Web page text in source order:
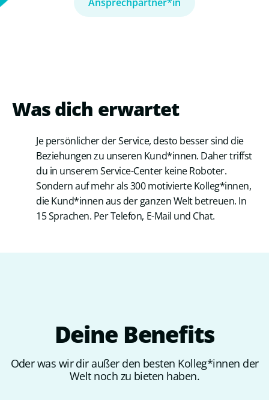
Was dich erwartet
Je persönlicher der Service, desto besser sind die
Beziehungen zu unseren Kund*innen. Daher triffst
du in unserem Service-Center keine Roboter.
Sondern auf mehr als 300 motivierte Kolleg*innen,
die Kund*innen aus der ganzen Welt betreuen. In
15 Sprachen. Per Telefon, E-Mail und Chat.
Deine Benefits
Oder was wir dir außer den besten Kolleg*innen der
Welt noch zu bieten haben.